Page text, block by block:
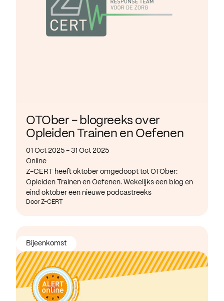
OTOber - blogreeks over
Opleiden Trainen en Oefenen
01 Oct 2025 - 31 Oct 2025
Online
Z-CERT heeft oktober omgedoopt tot OTOber:
Opleiden Trainen en Oefenen. Wekelijks een blog en
eind oktober een nieuwe podcastreeks
Door Z-CERT
Bijeenkomst